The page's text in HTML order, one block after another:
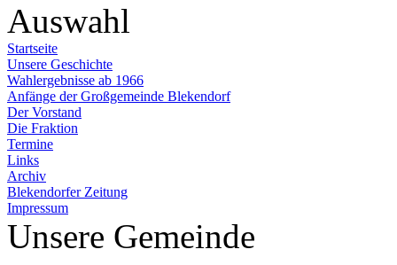
Auswahl
Startseite
Unsere Geschichte
Wahlergebnisse ab 1966
Anfänge der Großgemeinde Blekendorf
Der Vorstand
Die Fraktion
Termine
Links
Archiv
Blekendorfer Zeitung
Impressum
Unsere Gemeinde